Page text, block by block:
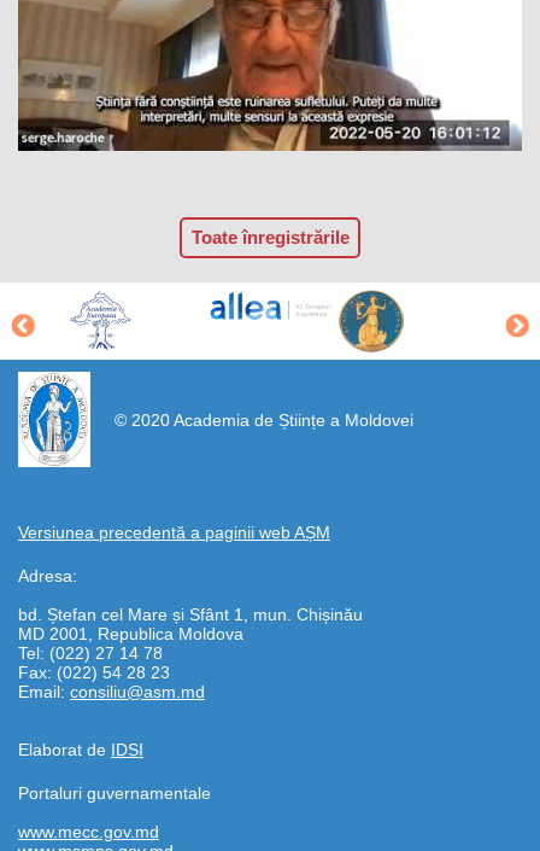
Toate înregistrările
© 2020 Academia de Științe a Moldovei
Versiunea precedentă a paginii web AȘM
Adresa:
bd. Ștefan cel Mare și Sfânt 1, mun. Chișinău
MD 2001, Republica Moldova
Tel: (022) 27 14 78
Fax: (022) 54 28 23
Email: consiliu@asm.md
Elaborat de IDSI
https://propletenie.ru/
Portaluri guvernamentale
www.mecc.gov.md